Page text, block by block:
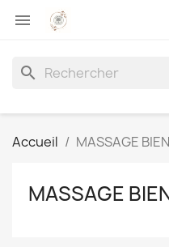

search
Accueil MASSAGE
MASSAGE